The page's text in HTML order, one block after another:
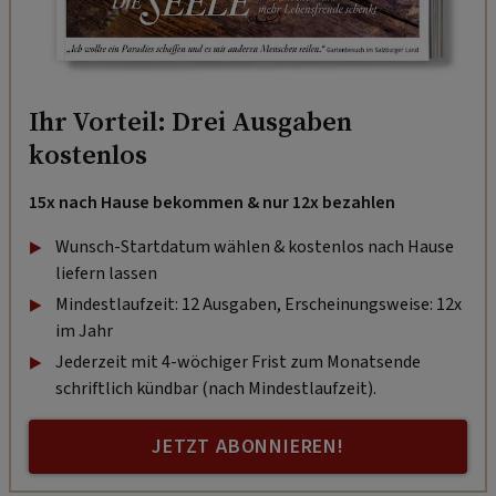
Ihr Vorteil: Drei Ausgaben
kostenlos
15x nach Hause bekommen & nur 12x bezahlen
Wunsch-Startdatum wählen & kostenlos nach Hause
liefern lassen
Mindestlaufzeit: 12 Ausgaben, Erscheinungsweise: 12x
im Jahr
Jederzeit mit 4-wöchiger Frist zum Monatsende
schriftlich kündbar (nach Mindestlaufzeit).
JETZT ABONNIEREN!